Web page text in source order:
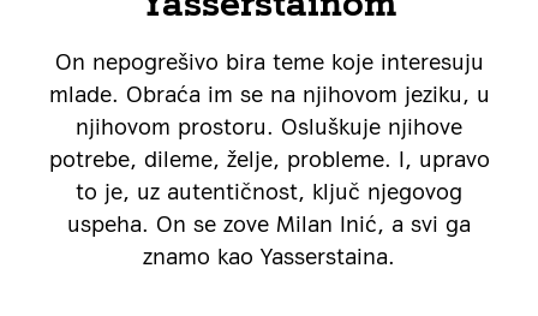
On nepogrešivo bira teme koje interesuju
mlade. Obraća im se na njihovom jeziku, u
njihovom prostoru. Osluškuje njihove
potrebe, dileme, želje, probleme. I, upravo
to je, uz autentičnost, ključ njegovog
uspeha. On se zove Milan Inić, a svi ga
znamo kao Yasserstaina.